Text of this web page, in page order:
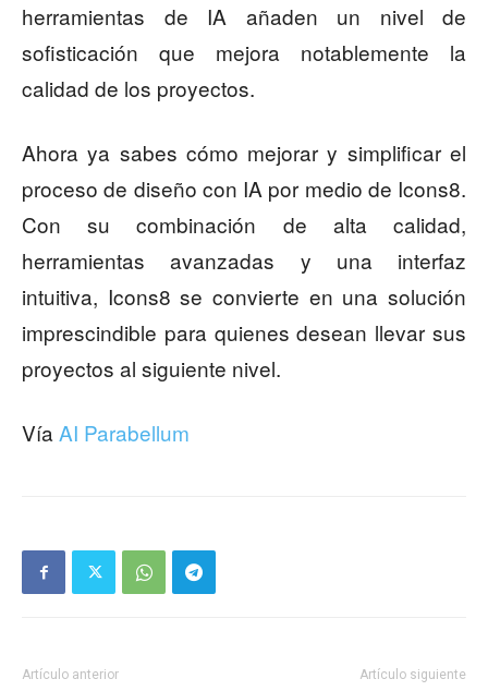
herramientas de IA añaden un nivel de
sofisticación que mejora notablemente la
calidad de los proyectos.
Ahora ya sabes cómo mejorar y simplificar el
proceso de diseño con IA por medio de Icons8.
Con su combinación de alta calidad,
herramientas avanzadas y una interfaz
intuitiva, Icons8 se convierte en una solución
imprescindible para quienes desean llevar sus
proyectos al siguiente nivel.
Vía AI Parabellum
Artículo anterior Artículo siguiente